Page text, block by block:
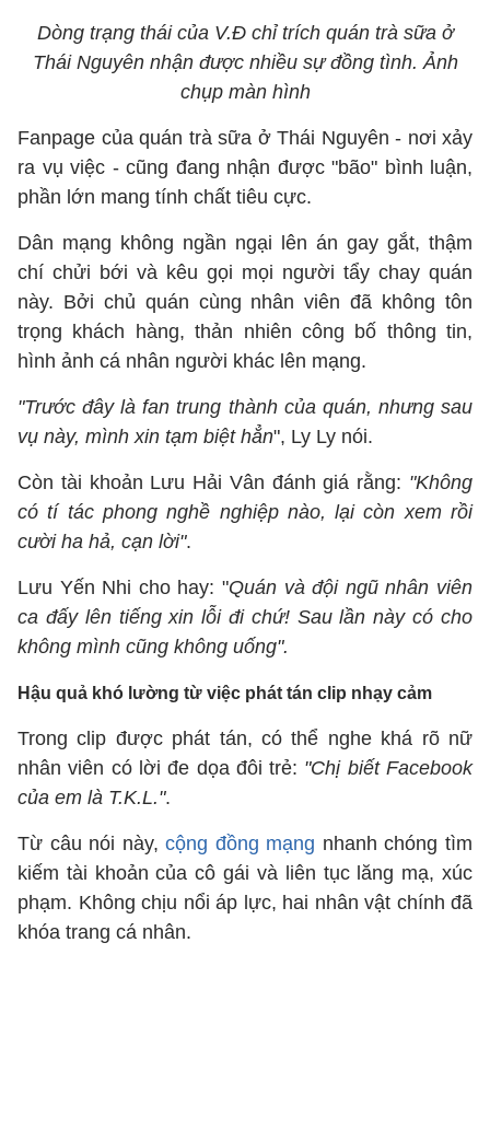
Dòng trạng thái của V.Đ chỉ trích quán trà sữa ở
Thái Nguyên nhận được nhiều sự đồng tình. Ảnh
chụp màn hình
Fanpage của quán trà sữa ở Thái Nguyên - nơi xảy
ra vụ việc - cũng đang nhận được "bão" bình luận,
phần lớn mang tính chất tiêu cực.
Dân mạng không ngần ngại lên án gay gắt, thậm
chí chửi bới và kêu gọi mọi người tẩy chay quán
này. Bởi chủ quán cùng nhân viên đã không tôn
trọng khách hàng, thản nhiên công bố thông tin,
hình ảnh cá nhân người khác lên mạng.
"Trước đây là fan trung thành của quán, nhưng sau
vụ này, mình xin tạm biệt hẳn", Ly Ly nói.
Còn tài khoản Lưu Hải Vân đánh giá rằng: "Không
có tí tác phong nghề nghiệp nào, lại còn xem rồi
cười ha hả, cạn lời".
Lưu Yến Nhi cho hay: "Quán và đội ngũ nhân viên
ca đấy lên tiếng xin lỗi đi chứ! Sau lần này có cho
không mình cũng không uống".
Hậu quả khó lường từ việc phát tán clip nhạy cảm
Trong clip được phát tán, có thể nghe khá rõ nữ
nhân viên có lời đe dọa đôi trẻ: "Chị biết Facebook
của em là T.K.L.".
Từ câu nói này,cộng đồng mạng nhanh chóng tìm
kiếm tài khoản của cô gái và liên tục lăng mạ, xúc
phạm. Không chịu nổi áp lực, hai nhân vật chính đã
khóa trang cá nhân.